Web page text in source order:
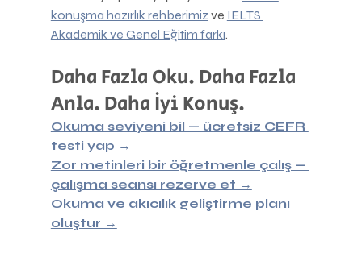
konuşma hazırlık rehberimiz ve IELTS
Akademik ve Genel Eğitim farkı.
Daha Fazla Oku. Daha Fazla
Anla. Daha İyi Konuş.
Okuma seviyeni bil — ücretsiz CEFR
testi yap →
Zor metinleri bir öğretmenle çalış —
çalışma seansı rezerve et →
Okuma ve akıcılık geliştirme planı
oluştur →